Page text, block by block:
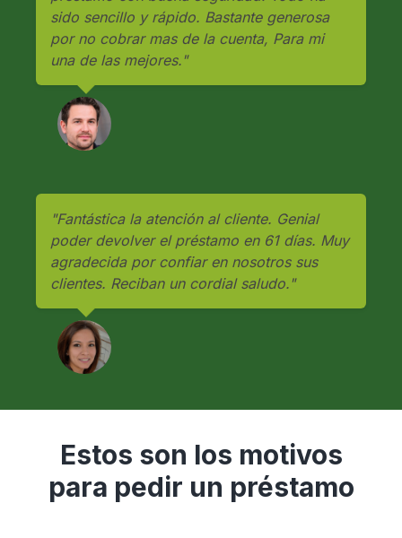
sido sencillo y rápido. Bastante generosa
por no cobrar mas de la cuenta, Para mi
una de las mejores."
"Fantástica la atención al cliente. Genial
poder devolver el préstamo en 61 días. Muy
agradecida por confiar en nosotros sus
clientes. Reciban un cordial saludo."
Estos son los motivos
para pedir un préstamo